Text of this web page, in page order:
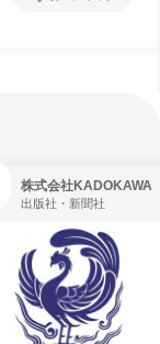
株式会社KADOKAWA
出版社・新聞社